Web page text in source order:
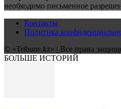
необходимо письменное
Контакты
Политика
© «Tribune.kz» | Все права
БОЛЬШЕ ИСТОРИЙ